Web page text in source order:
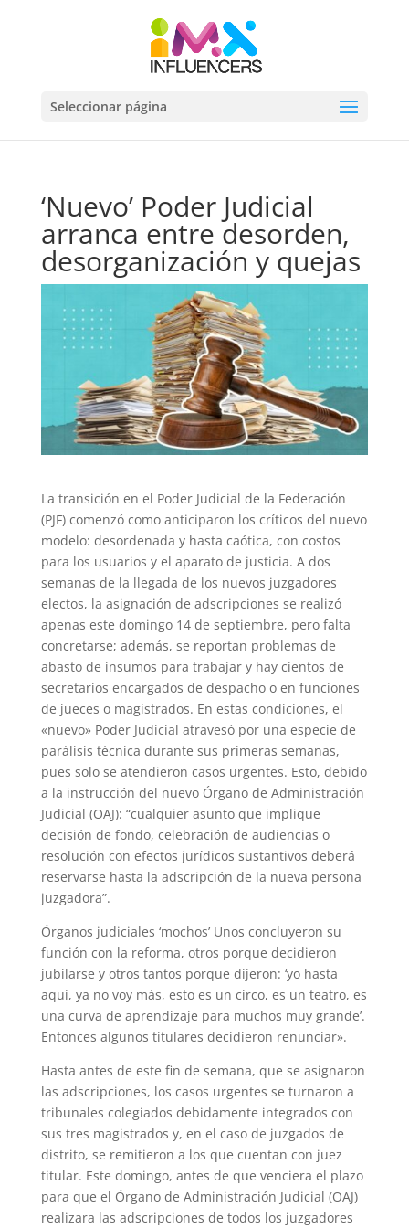
Seleccionar página
‘Nuevo’ Poder Judicial
arranca entre desorden,
desorganización y quejas
La transición en el Poder Judicial de la Federación
(PJF) comenzó como anticiparon los críticos del nuevo
modelo: desordenada y hasta caótica, con costos
para los usuarios y el aparato de justicia. A dos
semanas de la llegada de los nuevos juzgadores
electos, la asignación de adscripciones se realizó
apenas este domingo 14 de septiembre, pero falta
concretarse; además, se reportan problemas de
abasto de insumos para trabajar y hay cientos de
secretarios encargados de despacho o en funciones
de jueces o magistrados. En estas condiciones, el
«nuevo» Poder Judicial atravesó por una especie de
parálisis técnica durante sus primeras semanas,
pues solo se atendieron casos urgentes. Esto, debido
a la instrucción del nuevo Órgano de Administración
Judicial (OAJ): “cualquier asunto que implique
decisión de fondo, celebración de audiencias o
resolución con efectos jurídicos sustantivos deberá
reservarse hasta la adscripción de la nueva persona
juzgadora”.
Órganos judiciales ‘mochos’ Unos concluyeron su
función con la reforma, otros porque decidieron
jubilarse y otros tantos porque dijeron: ‘yo hasta
aquí, ya no voy más, esto es un circo, es un teatro, es
una curva de aprendizaje para muchos muy grande’.
Entonces algunos titulares decidieron renunciar».
Hasta antes de este fin de semana, que se asignaron
las adscripciones, los casos urgentes se turnaron a
tribunales colegiados debidamente integrados con
sus tres magistrados y, en el caso de juzgados de
distrito, se remitieron a los que cuentan con juez
titular. Este domingo, antes de que venciera el plazo
para que el Órgano de Administración Judicial (OAJ)
realizara las adscripciones de todos los juzgadores